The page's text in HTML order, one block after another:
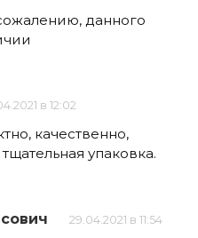
данного
в 12:02
качественно,
упаковка.
29.04.2021 в 11:54